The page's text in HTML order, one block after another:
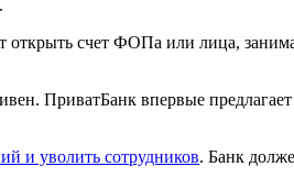
счет ФОПа или лица,
ПриватБанк впервые
и уволить сотрудников. Банк